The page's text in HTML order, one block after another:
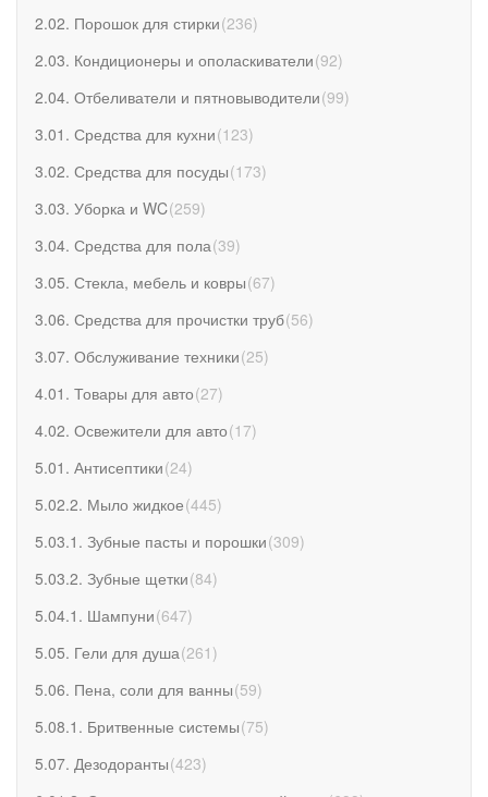
2.02. Порошок для стирки(236)
2.03. Кондиционеры и ополаскиватели(92)
2.04. Отбеливатели и пятновыводители(99)
3.01. Средства для кухни(123)
3.02. Средства для посуды(173)
3.03. Уборка и WC(259)
3.04. Средства для пола(39)
3.05. Стекла, мебель и ковры(67)
3.06. Средства для прочистки труб(56)
3.07. Обслуживание техники(25)
4.01. Товары для авто(27)
4.02. Освежители для авто(17)
5.01. Антисептики(24)
5.02.2. Мыло жидкое(445)
5.03.1. Зубные пасты и порошки(309)
5.03.2. Зубные щетки(84)
5.04.1. Шампуни(647)
5.05. Гели для душа(261 )
5.06. Пена, соли для ванны(59)
5.08.1. Бритвенные системы(75)
5.07. Дезодоранты(423)